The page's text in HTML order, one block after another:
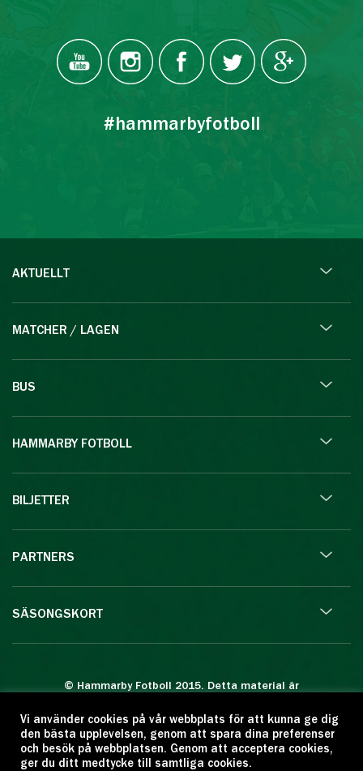
#hammarbyfotboll
AKTUELLT
MATCHER / LAGEN
BUS
HAMMARBY FOTBOLL
BILJETTER
PARTNERS
SÄSONGSKORT
© Hammarby Fotboll 2015. Detta material är
Eftertryck eller annan kopiering är förbjuden.
Citera oss gärna men ange källan:
www.hammarbyfotboll.se. Ansvarig utgivare:
Vi använder cookies på vår webbplats för att kunna ge dig
den bästa upplevelsen, genom att spara dina preferenser
och besök på webbplatsen. Genom att acceptera cookies,
ger du ditt medtycke till samtliga cookies.